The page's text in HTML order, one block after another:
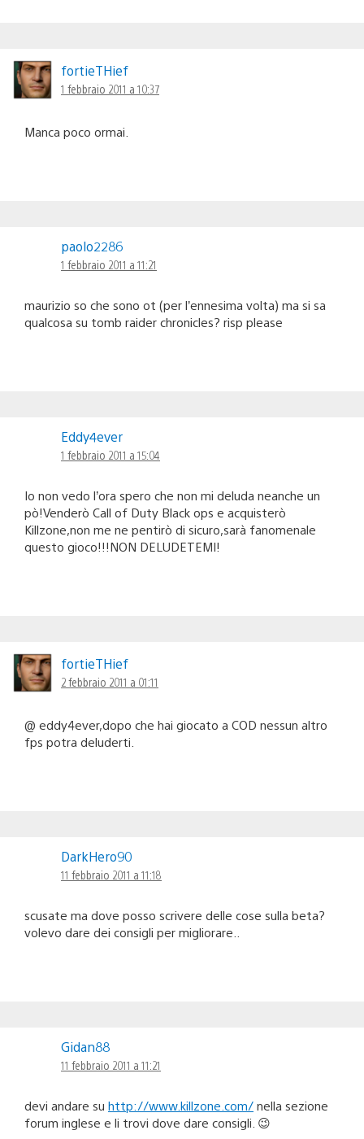
fortieTHief
1 febbraio 2011 a 10:37
Manca poco ormai.
paolo2286
1 febbraio 2011 a 11:21
maurizio so che sono ot (per l’ennesima volta) ma si sa
qualcosa su tomb raider chronicles? risp please
Eddy4ever
1 febbraio 2011 a 15:04
Io non vedo l’ora spero che non mi deluda neanche un
pò!Venderò Call of Duty Black ops e acquisterò
Killzone,non me ne pentirò di sicuro,sarà fanomenale
questo gioco!!!NON DELUDETEMI!
fortieTHief
2 febbraio 2011 a 01:11
@ eddy4ever,dopo che hai giocato a COD nessun altro
fps potra deluderti.
DarkHero90
11 febbraio 2011 a 11:18
scusate ma dove posso scrivere delle cose sulla beta?
volevo dare dei consigli per migliorare..
Gidan88
11 febbraio 2011 a 11:21
devi andare su http://www.killzone.com/ nella sezione
forum inglese e li trovi dove dare consigli. 😉